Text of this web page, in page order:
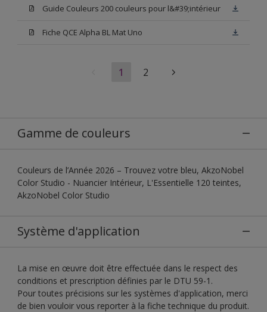
Guide Couleurs 200 couleurs pour l&#39;intérieur
Fiche QCE Alpha BL Mat Uno
1 2
Gamme de couleurs
Couleurs de l’Année 2026 – Trouvez votre bleu, AkzoNobel
Color Studio - Nuancier Intérieur, L'Essentielle 120 teintes,
AkzoNobel Color Studio
Système d'application
La mise en œuvre doit être effectuée dans le respect des
conditions et prescription définies par le DTU 59-1.
Pour toutes précisions sur les systèmes d'application, merci
de bien vouloir vous reporter à la fiche technique du produit.